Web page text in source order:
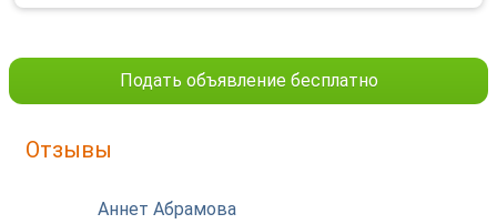
Подать объявление бесплатно
Отзывы
Аннет Абрамова